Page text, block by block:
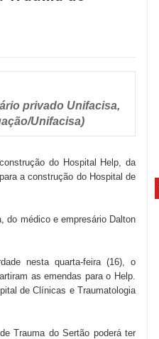
à
do
privado Unifacisa,
Unifacisa)
do Hospital Help, da
a construção do Hospital de
do médico e empresário Dalton
nesta quarta-feira (16), o
as emendas para o Help.
de Clínicas e Traumatologia
Trauma do Sertão poderá ter